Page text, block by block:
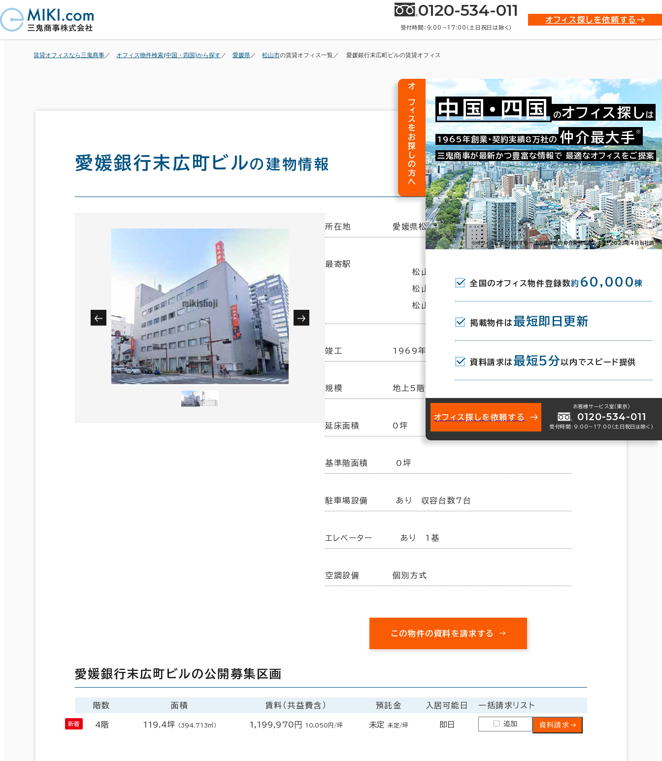
0120-534-011
受付時間：9:00〜17:00（土日祝日は除く）
オフィス探しを依頼する
賃貸オフィスなら三鬼商事 オフィス物件検索(中国・四国)から探す 愛媛県 松山市の賃貸オフィス一覧 愛媛銀行末広町ビルの賃貸オフィス
愛媛銀行末広町ビルの建物情報
お問い合わせ番号：009-45111
所在地 愛媛県松山市千舟町5-6-1
最寄駅
松山市駅前駅 ( 伊予鉄道１・２系統 ) 3分
松山市駅前駅 ( 伊予鉄道３系統 ) 3分
松山市駅前駅 ( 伊予鉄道６系統 ) 3分
竣工 1969年 9月（リニューアル：1976年 1月）
規模 地上5階建
延床面積 0坪
基準階面積 0坪
駐車場設備 あり 収容台数7台
エレベーター あり 1基
空調設備 個別方式
この物件の資料を請求する
愛媛銀行末広町ビルの公開募集区画
階数 面積 賃料（共益費含） 預託金 入居可能日 一括請求リスト
4階 119.4坪 （394.713㎡） 1,199,970円 10,050円/坪 未定 未定/坪 即日 追加 資料請求
オフィスをお探しの方へ 中国・四国 のオフィス探し は
1965年創業・契約実績8万社の 仲介最大手 ※
三鬼商事が最新かつ豊富な情報で 最適なオフィスをご提案
※オフィスビルに付帯する一連の賃貸借の仲介業務を指します。2023年4月当社調べ
全国のオフィス物件登録数約 60,000棟
掲載物件は 最短即日更新
資料請求は 最短5分 以内でスピード提供
オフィス探しを依頼する
お客様サービス室（東京）
0120-534-011
受付時間：9:00〜17:00（土日祝日は除く）